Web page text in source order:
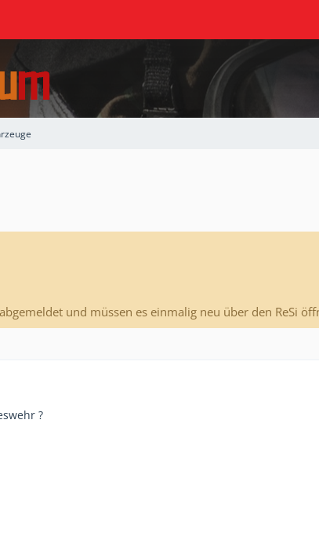
und müssen es einmalig neu über den ReSi
?